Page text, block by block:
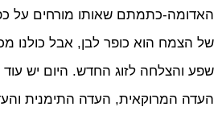
האדומה-כתמתם שאותו מורחים על
של הצמח הוא כופר לבן, אבל כולנו
שפע והצלחה לזוג החדש. היום יש
העדה המרוקאית, העדה התימנית